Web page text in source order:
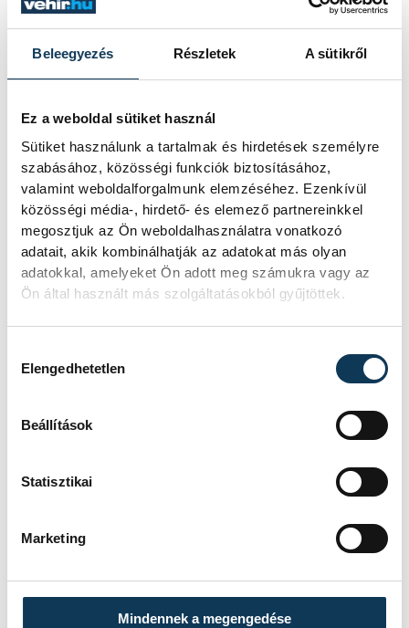
Beleegyezés Részletek A sütikről
Ez a weboldal sütiket használ
Sütiket használunk a tartalmak és hirdetések személyre
szabásához, közösségi funkciók biztosításához,
valamint weboldalforgalmunk elemzéséhez. Ezenkívül
közösségi média-, hirdető- és elemező partnereinkkel
megosztjuk az Ön weboldalhasználatra vonatkozó
adatait, akik kombinálhatják az adatokat más olyan
adatokkal, amelyeket Ön adott meg számukra vagy az
Ön által használt más szolgáltatásokból gyűjtöttek.
Elengedhetetlen
Beállítások
Statisztikai
Marketing
Mindennek a megengedése
környezetvédelem madár
SZERZŐ
vehir.hu